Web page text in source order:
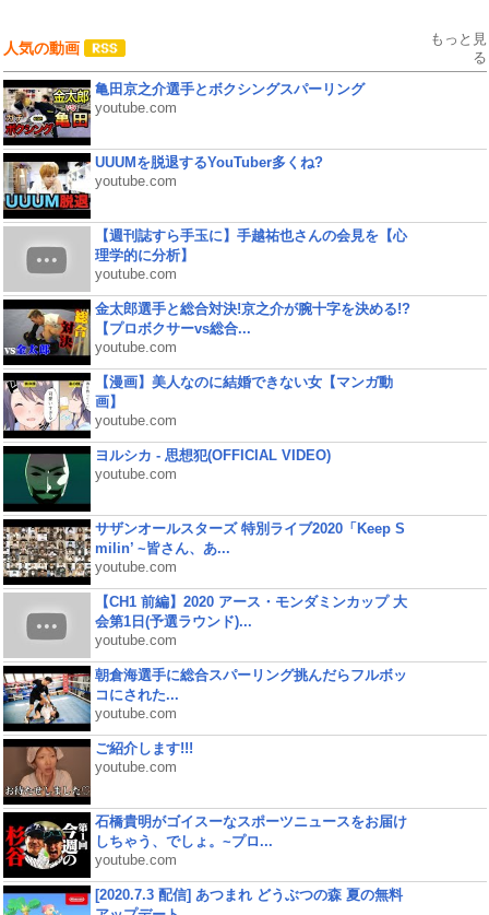
人気の動画
もっと見
る
亀田京之介選手とボクシングスパーリング
youtube.com
UUUMを脱退するYouTuber多くね?
youtube.com
【週刊誌すら手玉に】手越祐也さんの会見を【心
理学的に分析】
youtube.com
金太郎選手と総合対決!京之介が腕十字を決める!?
【プロボクサーvs総合...
youtube.com
【漫画】美人なのに結婚できない女【マンガ動
画】
youtube.com
ヨルシカ - 思想犯(OFFICIAL VIDEO)
youtube.com
サザンオールスターズ 特別ライブ2020「Keep S
milin’ ~皆さん、あ...
youtube.com
【CH1 前編】2020 アース・モンダミンカップ 大
会第1日(予選ラウンド)...
youtube.com
朝倉海選手に総合スパーリング挑んだらフルボッ
コにされた...
youtube.com
ご紹介します!!!
youtube.com
石橋貴明がゴイスーなスポーツニュースをお届け
しちゃう、でしょ。~プロ...
youtube.com
[2020.7.3 配信] あつまれ どうぶつの森 夏の無料